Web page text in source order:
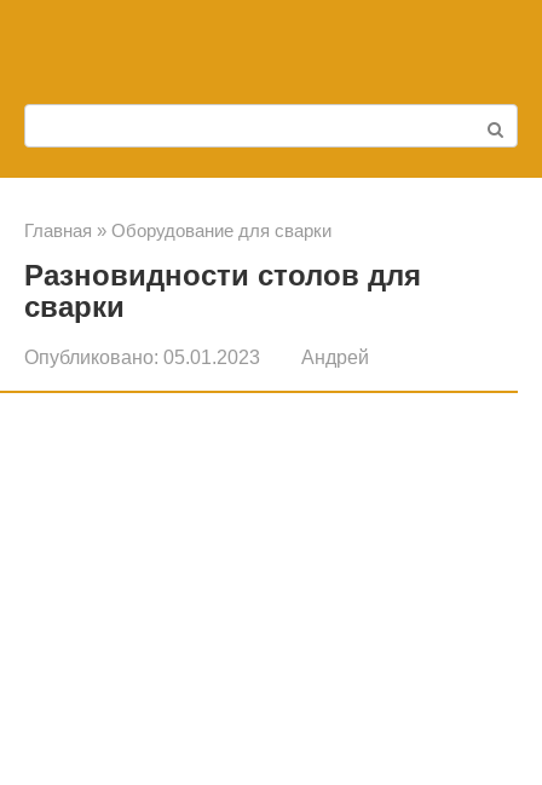
контенту
Главная » Оборудование для сварки
Разновидности столов для
сварки
Опубликовано: 05.01.2023 Андрей